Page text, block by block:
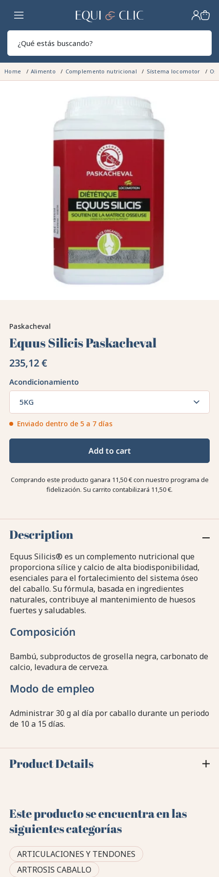
Hogar
Home Alimento Complemento nutricional Sístema locomotor
Paskacheval
Equus Silicis Paskacheval
235,12 €
Acondicionamiento
5KG
Enviado dentro de 5 a 7 días
Add to cart
Comprando este producto ganara 11,50 €con nuestro programa de
fidelización. Su carrito contabilizará 11,50 €.
Description
Equus Silicis® es un complemento nutricional que
proporciona sílice y calcio de alta biodisponibilidad,
esenciales para el fortalecimiento del sistema óseo
del caballo. Su fórmula, basada en ingredientes
naturales, contribuye al mantenimiento de huesos
fuertes y saludables.
Composición
Bambú, subproductos de grosella negra, carbonato de
calcio, levadura de cerveza.
Modo de empleo
Administrar 30 g al día por caballo durante un periodo
de 10 a 15 días.
Product Details
Este producto se encuentra en las
siguientes categorías
ARTICULACIONES Y TENDONES
ARTROSIS CABALLO